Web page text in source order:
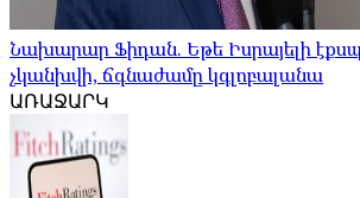
Նախարար Ֆիդան. Եթե Իսրայելի
չկանխվի, ճգնաժամը կգլոբալանա
ԱՌԱՋԱՐԿ